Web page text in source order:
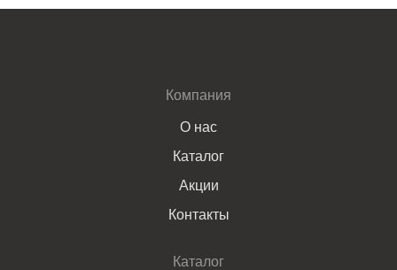
Компания
О нас
Каталог
Акции
Контакты
Каталог